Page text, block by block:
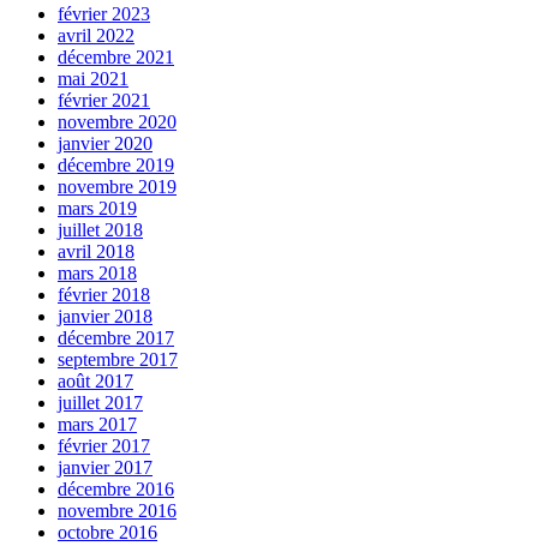
février 2023
avril 2022
décembre 2021
mai 2021
février 2021
novembre 2020
janvier 2020
décembre 2019
novembre 2019
mars 2019
juillet 2018
avril 2018
mars 2018
février 2018
janvier 2018
décembre 2017
septembre 2017
août 2017
juillet 2017
mars 2017
février 2017
janvier 2017
décembre 2016
novembre 2016
octobre 2016